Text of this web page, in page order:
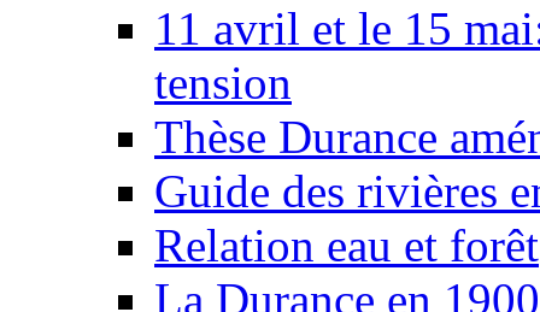
11 avril et le 15
tension
Thèse Durance
Guide des rivières
Relation eau et forêt
La Durance en 1900